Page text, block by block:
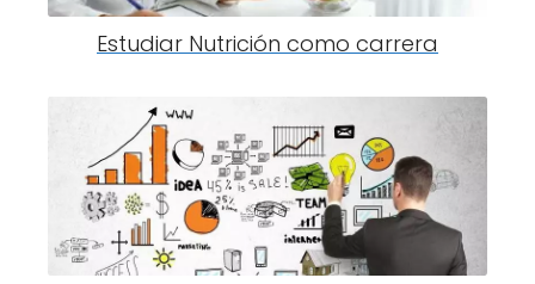
Estudiar Nutrición como carrera